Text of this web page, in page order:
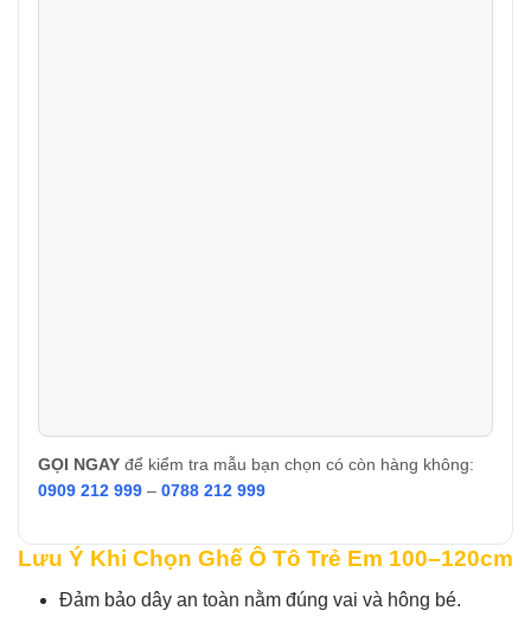
GỌI NGAY để kiểm tra mẫu bạn chọn có còn hàng không:
0909 212 999 – 0788 212 999
Lưu Ý Khi Chọn Ghế Ô Tô Trẻ Em 100–120cm
Đảm bảo dây an toàn nằm đúng vai và hông bé.